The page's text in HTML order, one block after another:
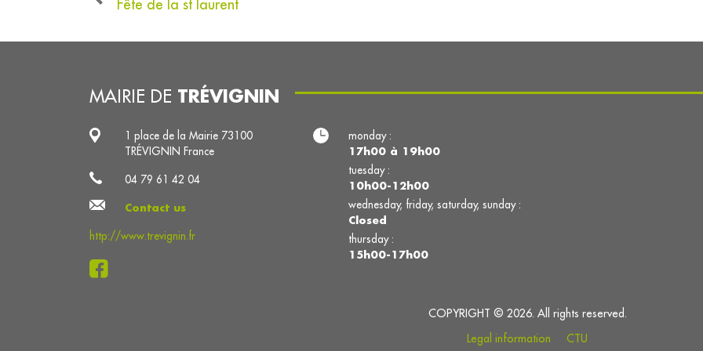
Fête de la st laurent
MAIRIE DE TRÉVIGNIN
1 place de la Mairie 73100
TRÉVIGNIN France
04 79 61 42 04
Contact us
http://www.trevignin.fr
monday :
17h00 à 19h00
tuesday :
10h00-12h00
wednesday, friday, saturday, sunday :
Closed
thursday :
15h00-17h00
COPYRIGHT © 2026. All rights reserved.
Legal information
CTU